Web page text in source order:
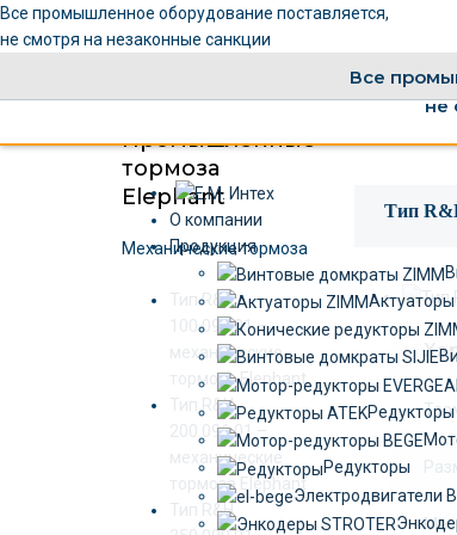
Все промышленное оборудование поставляется,
не смотря на незаконные санкции
Все
не
О компании
Продукция
Актуаторы
Редукторы
Редукторы
Электродвигатели
Тип
Промышленные
тормоза
Elephant
Механические тормоза
Тип R&H
100.098.01 –
механические
тормоза Elephant
Тип R&H
200.096.01 –
механические
тормоза Elephant
Тип R&H